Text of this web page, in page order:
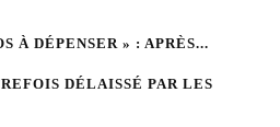
À DÉPENSER » : APRÈS...
DÉLAISSÉ PAR LES